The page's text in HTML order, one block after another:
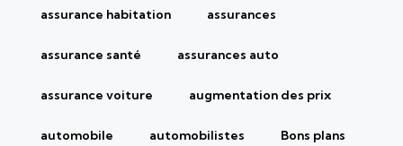
assurance habitation assurances
assurance santé assurances auto
assurance voiture augmentation des prix
automobile automobilistes Bons plans